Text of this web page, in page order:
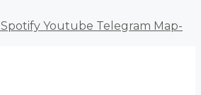
Spotify Youtube Telegram Map-